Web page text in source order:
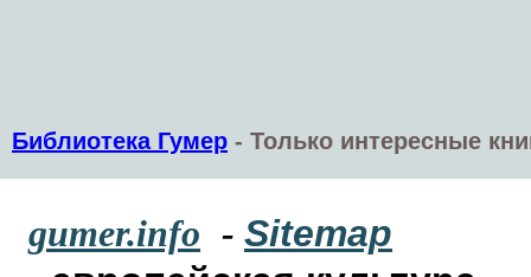
Библиотека Гумер - Только интересные
gumer.info - Sitemap